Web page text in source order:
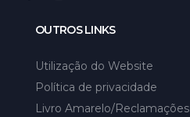
OUTROS LINKS
Utilização do Website
Política de privacidade
Livro Amarelo/Reclamações